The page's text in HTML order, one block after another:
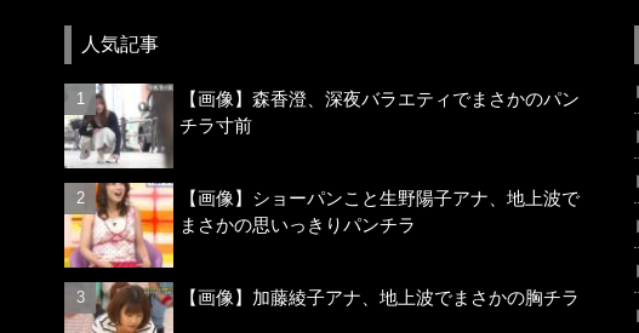
人気記事
【画像】森香澄、深夜バラエティでまさかのパン
チラ寸前
【画像】ショーパンこと生野陽子アナ、地上波で
まさかの思いっきりパンチラ
【画像】加藤綾子アナ、地上波でまさかの胸チラ